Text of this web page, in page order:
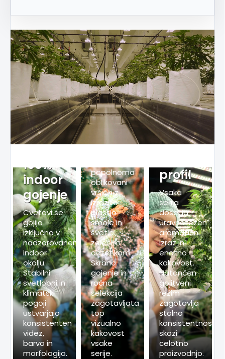
100%
indoor
gojenje
Cvetovi se
gojijo
izključno v
nadzorovanem
indoor
okolju.
Stabilni
svetlobni in
klimatski
pogoji
ustvarjajo
konsistenten
videz,
barvo in
morfologijo.
Premium
struktura
vršičkov
popolnoma
oblikovani
vršički z
izrazito
plastjo
smole in
svetlo
zelenim
odtenkom.
Skrbno
gojenje in
ročna
selekcija
zagotavljata
top
vizualno
kakovost
vsake
serije.
Stabilen
profil
Vsaka
serija
dosega
uravnotežen
aromatični
izraz in
enotno
kakovost.
Natančen
gojitveni
režim
zagotavlja
stalno
konsistentnost
skozi
celotno
proizvodnjo.